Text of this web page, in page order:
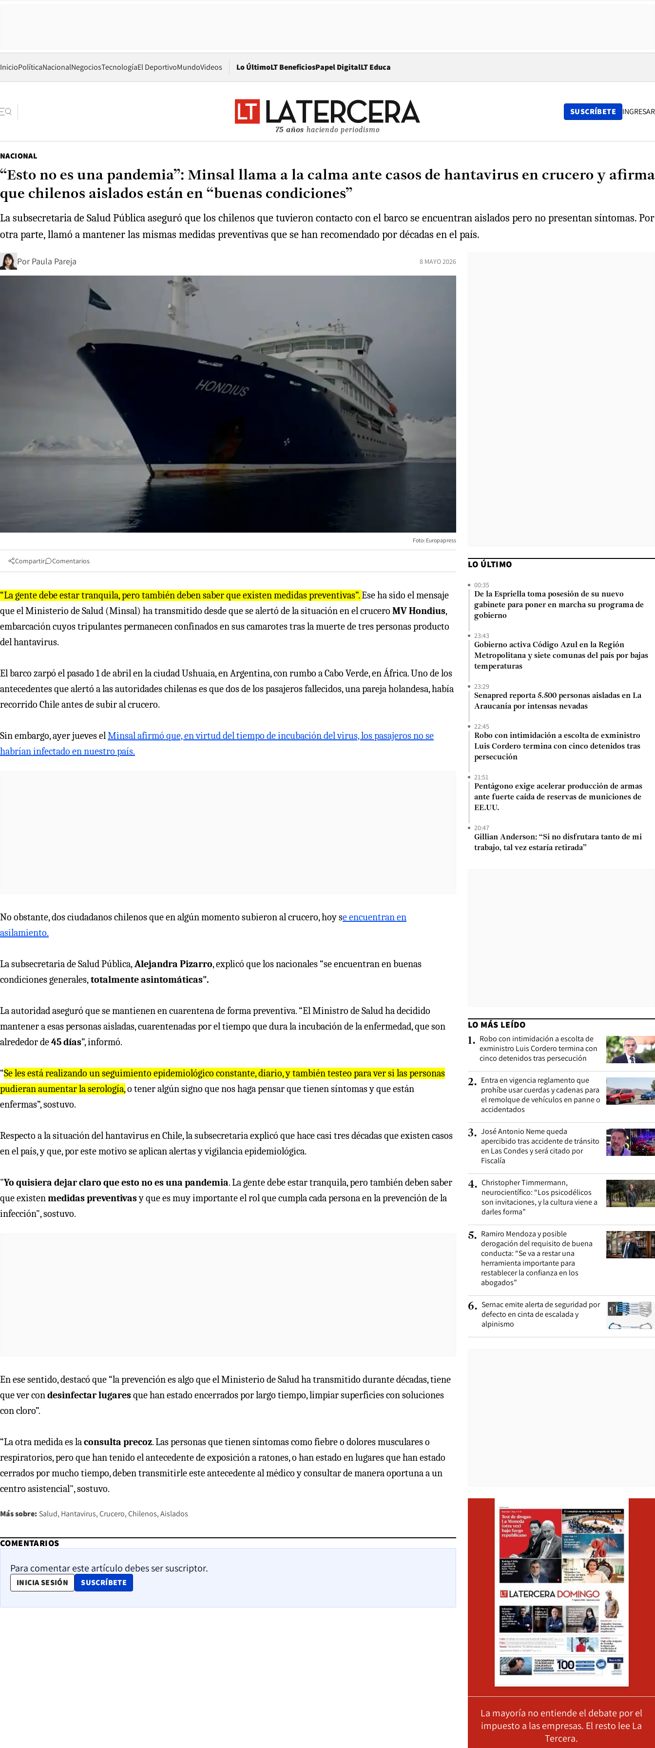
InicioPolíticaNacionalNegociosTecnologíaEl DeportivoMundoVideos Lo ÚltimoLT BeneficiosPapel DigitalOpens in new window
LT Educa
75 años haciendo periodismo
SUSCRÍBETE INGRESAR
NACIONAL
“Esto no es una pandemia”: Minsal llama a la calma ante casos de hantavirus en crucero y afirma
que chilenos aislados están en “buenas condiciones”
La subsecretaria de Salud Pública aseguró que los chilenos que tuvieron contacto con el barco se encuentran aislados pero no presentan síntomas. Por
otra parte, llamó a mantener las mismas medidas preventivas que se han recomendado por décadas en el país.
Por Paula Pareja 8 MAYO 2026
Foto: Europapress
Compartir Comentarios
“La gente debe estar tranquila, pero también deben saber que existen medidas preventivas”.Ese ha sido el mensaje
que el Ministerio de Salud (Minsal) ha transmitido desde que se alertó de la situación en el crucero MV Hondius,
embarcación cuyos tripulantes permanecen confinados en sus camarotes tras la muerte de tres personas producto
del hantavirus.
El barco zarpó el pasado 1 de abril en la ciudad Ushuaia, en Argentina, con rumbo a Cabo Verde, en África. Uno de los
antecedentes que alertó a las autoridades chilenas es que dos de los pasajeros fallecidos, una pareja holandesa, había
recorrido Chileantes de subir al crucero.
Sin embargo, ayer jueves elMinsal afirmó que, en virtud del tiempo de incubación del virus, los pasajeros no se
habrían infectado en nuestro país.
No obstante, dos ciudadanos chilenos que en algún momento subieron al crucero, hoy se encuentran en
asilamiento.
La subsecretaria de Salud Pública,Alejandra Pizarro, explicó que los nacionales “se encuentran en buenas
condiciones generales,totalmente asintomáticas".
La autoridad aseguró que se mantienen en cuarentena de forma preventiva. “El Ministro de Salud ha decidido
mantener a esas personas aisladas, cuarentenadas por el tiempo que dura la incubación de la enfermedad, que son
alrededor de45 días”, informó.
“Se les está realizando un seguimiento epidemiológico constante, diario, y también testeo para ver si las personas
pudieran aumentar la serología,o tener algún signo que nos haga pensar que tienen síntomas y que están
enfermas”, sostuvo.
Respecto a la situación del hantavirus en Chile, la subsecretaria explicó que hace casi tres décadas que existen casos
en el país, y que, por este motivo se aplican alertas y vigilancia epidemiológica.
"Yo quisiera dejar claro que esto no es una pandemia. La gente debe estar tranquila, pero también deben saber
que existenmedidas preventivasy que es muy importante el rol que cumpla cada persona en la prevención de la
infección", sostuvo.
En ese sentido, destacó que “la prevención es algo que el Ministerio de Salud ha transmitido durante décadas, tiene
que ver condesinfectar lugaresque han estado encerrados por largo tiempo, limpiar superficies con soluciones
con cloro”.
“La otra medida es laconsulta precoz. Las personas que tienen síntomas como fiebre o dolores musculares o
respiratorios, pero que han tenido el antecedente de exposición a ratones, o han estado en lugares que han estado
cerrados por mucho tiempo, deben transmitirle este antecedente al médico y consultar de manera oportuna a un
centro asistencial", sostuvo.
Más sobre: Salud Hantavirus Crucero Chilenos Aislados
COMENTARIOS
Para comentar este artículo debes ser suscriptor.
INICIA SESIÓN SUSCRÍBETE
OPENS IN NEW WINDOW
LO ÚLTIMO
00:35
De la Espriella toma posesión de su nuevo
gabinete para poner en marcha su programa de
gobierno
23:43
Gobierno activa Código Azul en la Región
Metropolitana y siete comunas del país por bajas
temperaturas
23:29
Senapred reporta 5.500 personas aisladas en La
Araucanía por intensas nevadas
22:45
Robo con intimidación a escolta de exministro
Luis Cordero termina con cinco detenidos tras
persecución
21:51
Pentágono exige acelerar producción de armas
ante fuerte caída de reservas de municiones de
EE.UU.
20:47
Gillian Anderson: “Si no disfrutara tanto de mi
trabajo, tal vez estaría retirada”
LO MÁS LEÍDO
1. Robo con intimidación a escolta de
exministro Luis Cordero termina con
cinco detenidos tras persecución
2. Entra en vigencia reglamento que
prohíbe usar cuerdas y cadenas para
el remolque de vehículos en panne o
accidentados
3. José Antonio Neme queda
apercibido tras accidente de tránsito
en Las Condes y será citado por
Fiscalía
4. Christopher Timmermann,
neurocientífico: “Los psicodélicos
son invitaciones, y la cultura viene a
darles forma”
5. Ramiro Mendoza y posible
derogación del requisito de buena
conducta: “Se va a restar una
herramienta importante para
restablecer la confianza en los
abogados”
6. Sernac emite alerta de seguridad por
defecto en cinta de escalada y
alpinismo
La mayoría no entiende el debate por el
impuesto a las empresas. El resto lee La
Tercera.